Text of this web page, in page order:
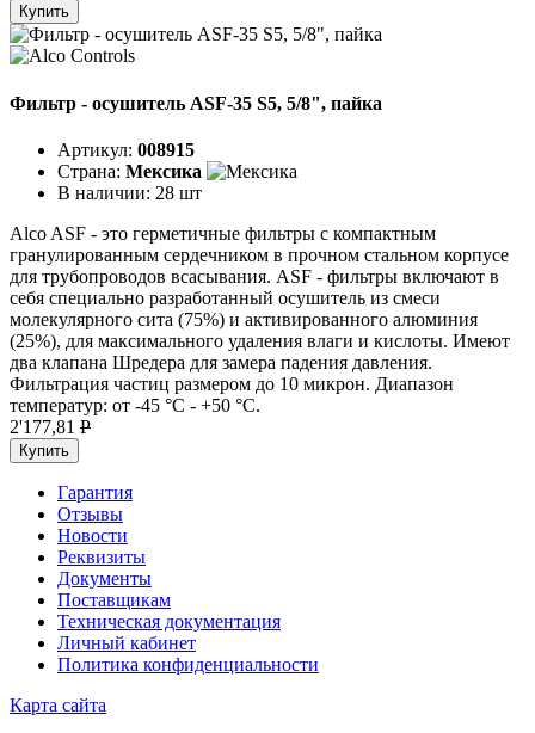
Купить
Фильтр - осушитель ASF-35 S5, 5/8", пайка
Артикул: 008915
Страна: Мексика
В наличии: 28 шт
Alco ASF - это герметичные фильтры с компактным
гранулированным сердечником в прочном стальном корпусе
для трубопроводов всасывания. ASF - фильтры включают в
себя специально разработанный осушитель из смеси
молекулярного сита (75%) и активированного алюминия
(25%), для максимального удаления влаги и кислоты. Имеют
два клапана Шредера для замера падения давления.
Фильтрация частиц размером до 10 микрон. Диапазон
температур: от -45 °C - +50 °C.
2'177,81 P
Купить
Гарантия
Отзывы
Новости
Реквизиты
Документы
Поставщикам
Техническая документация
Личный кабинет
Политика конфиденциальности
Карта сайта